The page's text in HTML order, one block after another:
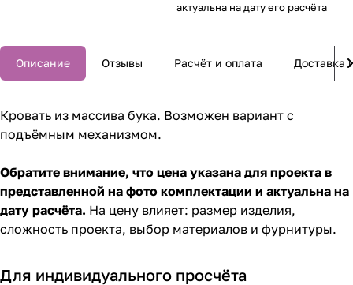
актуальна на дату его расчёта
Описание Отзывы Расчёт и оплата Доставка
Кровать из массива бука. Возможен вариант с
подъёмным механизмом.
Обратите внимание, что цена указана для проекта в
представленной на фото комплектации и актуальна на
дату расчёта. На цену влияет: размер изделия,
сложность проекта, выбор материалов и фурнитуры.
Для индивидуального просчёта